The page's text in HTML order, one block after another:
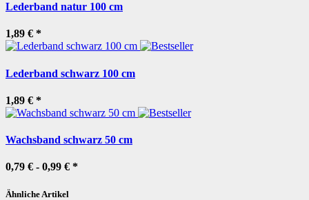
Lederband natur 100 cm
1,89 € *
Lederband schwarz 100 cm
1,89 € *
Wachsband schwarz 50 cm
0,79 € - 0,99 € *
Ähnliche Artikel